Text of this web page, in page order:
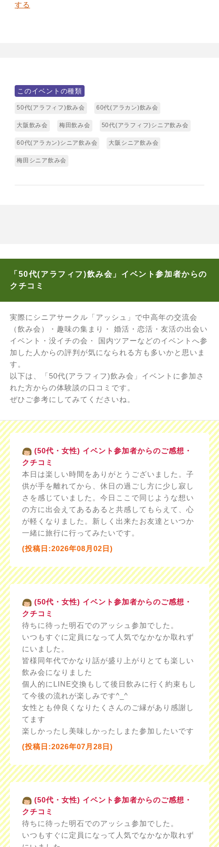
する
このイベントの種類
50代(アラフィフ)飲み会 60代(アラカン)飲み会
大阪飲み会 梅田飲み会 50代(アラフィフ)シニア飲み会
60代(アラカン)シニア飲み会 大阪シニア飲み会
梅田シニア飲み会
「50代(アラフィフ)飲み会」イベント参加者からの
クチコミ
実際にシニアサークル「アッシュ」で中高年の交流会
（飲み会）・趣味の集まり・ 婚活・恋活・友活の出会い
イベント・没イチの会・ 国内ツアーなどのイベントへ参
加した人からの評判が気になられる方も多いかと思いま
す。
以下は、「50代(アラフィフ)飲み会」イベントに参加さ
れた方からの体験談の口コミです。
ぜひご参考にしてみてくださいね。
(50代・女性) イベント参加者からのご感想・
クチコミ
本日は楽しい時間をありがとうございました。子
供が手を離れてから、休日の過ごし方に少し寂し
さを感じていました。今日ここで同じような想い
の方に出会えてあるあると共感してもらえて、心
が軽くなりました。新しく出来たお友達といつか
一緒に旅行に行ってみたいです。
(投稿日:2026年08月02日)
(50代・女性) イベント参加者からのご感想・
クチコミ
待ちに待った明石でのアッシュ参加でした。
いつもすぐに定員になって人気でなかなか取れず
にいました。
皆様同年代でかなり話が盛り上がりとても楽しい
飲み会になりました
個人的にLINE交換もして後日飲みに行く約束もし
て今後の流れが楽しみです^_^
女性とも仲良くなりたくさんのご縁があり感謝し
てます
楽しかったし美味しかったしまた参加したいです
(投稿日:2026年07月28日)
(50代・女性) イベント参加者からのご感想・
クチコミ
待ちに待った明石でのアッシュ参加でした。
いつもすぐに定員になって人気でなかなか取れず